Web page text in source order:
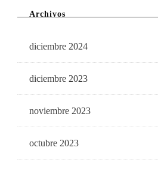
Archivos
diciembre 2024
diciembre 2023
noviembre 2023
octubre 2023